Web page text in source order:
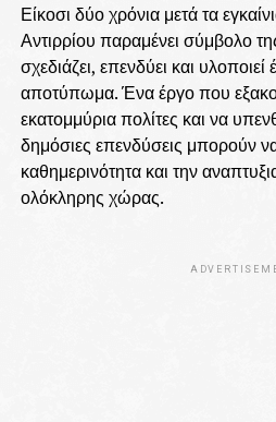
Είκοσι δύο χρόνια μετά τα
Αντιρρίου παραμένει σύμβολο
σχεδιάζει, επενδύει και
αποτύπωμα. Ένα έργο που
εκατομμύρια πολίτες και να
δημόσιες επενδύσεις μπορούν
καθημερινότητα και την
ολόκληρης χώρας.